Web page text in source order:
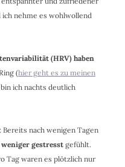
ich nehme es wohlwollend
(HRV) haben
(hier geht es zu meinen
ich nachts deutlich
nach wenigen Tagen
gestresstgefühlt.
Tag waren es plötzlich nur